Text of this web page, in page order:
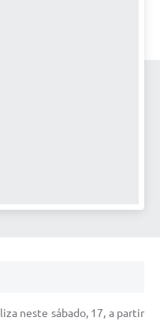
neste sábado, 17, a partir